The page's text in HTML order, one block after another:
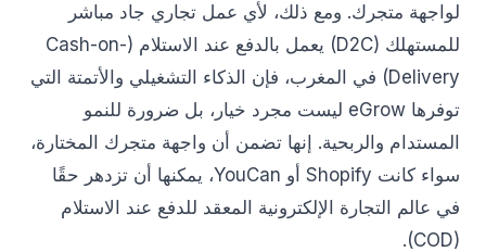
لواجهة متجرك. ومع ذلك، لأي عمل تجاري جاد مباشر
للمستهلك (D2C) يعمل بالدفع عند الاستلام (Cash-on-
Delivery) في المغرب، فإن الذكاء التشغيلي والأتمتة التي
توفرها eGrow ليست مجرد خيار، بل ضرورة للنمو
المستدام والربحية. إنها تضمن أن واجهة متجرك المختارة،
سواء كانت Shopify أو YouCan، يمكنها أن تزدهر حقًا
في عالم التجارة الإلكترونية المعقد للدفع عند الاستلام
(COD).